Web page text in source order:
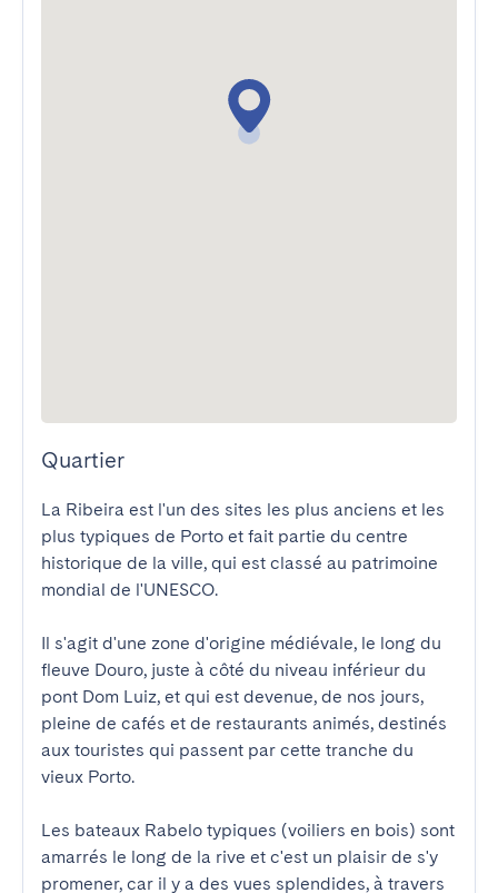
Quartier
La Ribeira est l'un des sites les plus anciens et les
plus typiques de Porto et fait partie du centre
historique de la ville, qui est classé au patrimoine
mondial de l'UNESCO.
Il s'agit d'une zone d'origine médiévale, le long du
fleuve Douro, juste à côté du niveau inférieur du
pont Dom Luiz, et qui est devenue, de nos jours,
pleine de cafés et de restaurants animés, destinés
aux touristes qui passent par cette tranche du
vieux Porto.
Les bateaux Rabelo typiques (voiliers en bois) sont
amarrés le long de la rive et c'est un plaisir de s'y
promener, car il y a des vues splendides, à travers